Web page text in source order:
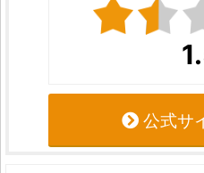
公式サ